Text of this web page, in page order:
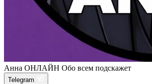
Анна ОНЛАЙН Обо всем подскажет
Telegram